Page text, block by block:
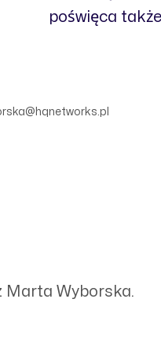
poświęca
Marta Wyborska.